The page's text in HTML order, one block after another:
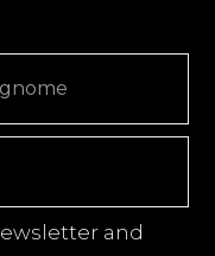
and